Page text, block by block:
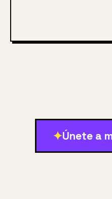
✦Únete a